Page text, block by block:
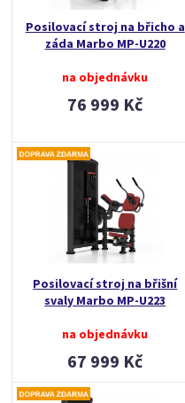
Posilovací stroj na břicho a
záda Marbo MP-U220
na objednávku
76 999 Kč
Posilovací stroj na břišní
svaly Marbo MP-U223
na objednávku
67 999 Kč